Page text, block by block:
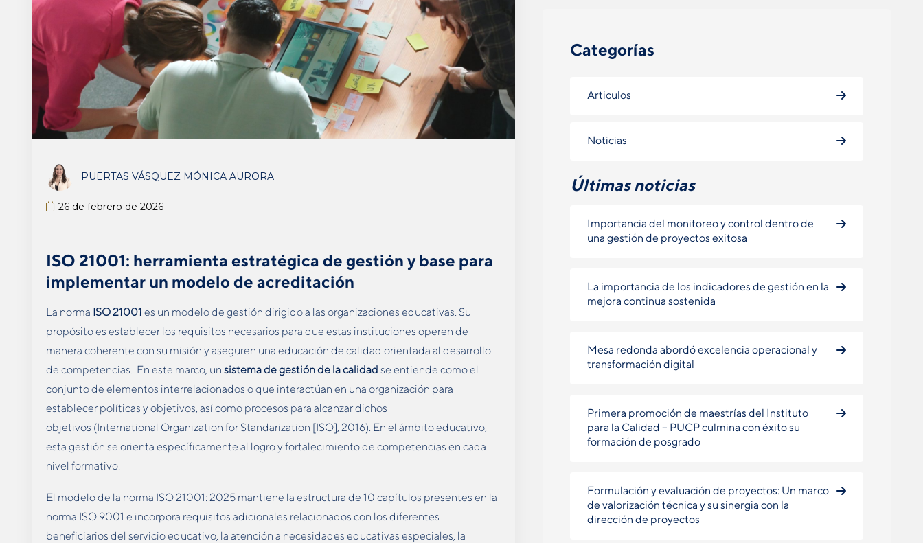
PUERTAS VÁSQUEZ MÓNICA AURORA
26 de febrero de 2026
ISO 21001: herramienta estratégica de gestión y base para
implementar un modelo de acreditación
La norma ISO 21001 es un modelo de gestión dirigido a las organizaciones educativas. Su
propósito es establecer los requisitos necesarios para que estas instituciones operen de
manera coherente con su misión y aseguren una educación de calidad orientada al desarrollo
de competencias. En este marco, un sistema de gestión de la calidad se entiende como el
conjunto de elementos interrelacionados o que interactúan en una organización para
establecer políticas y objetivos, así como procesos para alcanzar dichos
objetivos (International Organization for Standarization [ISO], 2016). En el ámbito educativo,
esta gestión se orienta específicamente al logro y fortalecimiento de competencias en cada
nivel formativo.
El modelo de la norma ISO 21001: 2025 mantiene la estructura de 10 capítulos presentes en la
norma ISO 9001 e incorpora requisitos adicionales relacionados con los diferentes
beneficiarios del servicio educativo, la atención a necesidades educativas especiales, la
Categorías
Articulos
Noticias
Últimas noticias
Importancia del monitoreo y control dentro de
una gestión de proyectos exitosa
La importancia de los indicadores de gestión en la
mejora continua sostenida
Mesa redonda abordó excelencia operacional y
transformación digital
Primera promoción de maestrías del Instituto
para la Calidad – PUCP culmina con éxito su
formación de posgrado
Formulación y evaluación de proyectos: Un marco
de valorización técnica y su sinergia con la
dirección de proyectos